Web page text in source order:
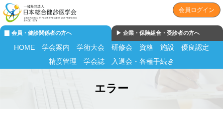
会員ログイン
会員・健診関係者の方へ ▶︎ 企業・保険組合・受診者の方へ
HOME 学会案内 学術大会 研修会 資格 施設
優良認定
精度管理
学会誌 入退会・各種手続き
エラー